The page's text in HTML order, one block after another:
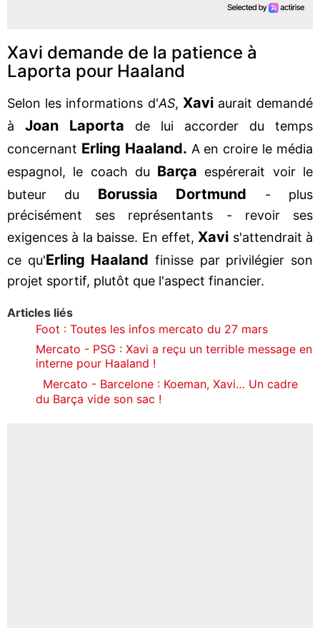
Xavi demande de la patience à
Laporta pour Haaland
Selon les informations d'AS, Xaviaurait demandé
à Joan Laporta de lui accorder du temps
concernant Erling Haaland. A en croire le média
espagnol, le coach du Barça espérerait voir le
buteur du Borussia Dortmund
- plus
précisément ses représentants - revoir ses
exigences à la baisse. En effet,Xavi s'attendrait à
ce qu'Erling Haaland finisse par privilégier son
projet sportif, plutôt que l'aspect financier.
Articles liés
Foot : Toutes les infos mercato du 27 mars
Mercato - PSG : Xavi a reçu un terrible message en
interne pour Haaland !
Mercato - Barcelone : Koeman, Xavi… Un cadre
du Barça vide son sac !